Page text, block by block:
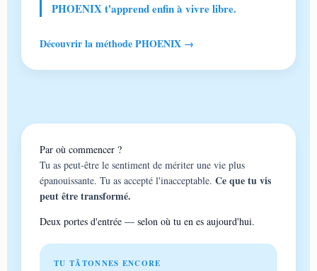
PHOENIX t'apprend enfin à vivre libre.
Découvrir la méthode PHOENIX →
Par où commencer ?
Tu as peut-être le sentiment de mériter une vie plus
épanouissante. Tu as accepté l'inacceptable. Ce que tu vis
peut être transformé.
Deux portes d'entrée — selon où tu en es aujourd'hui.
TU TÂTONNES ENCORE